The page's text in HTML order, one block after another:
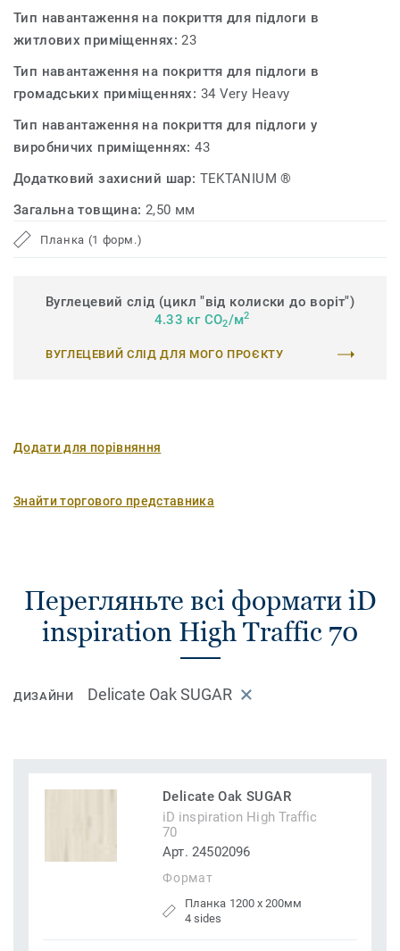
Тип навантаження на покриття для підлоги в
житлових приміщеннях:23
Тип навантаження на покриття для підлоги в
громадських приміщеннях: 34 Very Heavy
Тип навантаження на покриття для підлоги у
виробничих приміщеннях:43
Додатковий захисний шар: TEKTANIUM ®
Загальна товщина: 2,50 мм
Планка (1 форм.)
Вуглецевий слід (цикл "від колиски до воріт")
4.33 кг CO2/м2
ВУГЛЕЦЕВИЙ СЛІД ДЛЯ МОГО ПРОЄКТУ
Додати для порівняння
Знайти торгового представника
Перегляньте всі формати iD
inspiration High Traffic 70
ДИЗАЙНИ Delicate Oak SUGAR
Delicate Oak SUGAR
iD inspiration High Traffic
70
Арт. 24502096
Формат
Планка 1200 x 200мм
4 sides